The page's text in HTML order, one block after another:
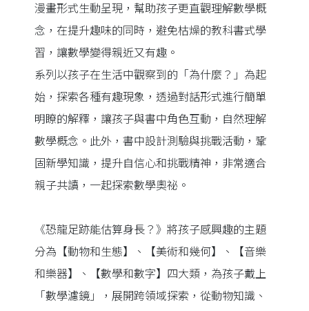
漫畫形式生動呈現，幫助孩子更直觀理解數學概
念，在提升趣味的同時，避免枯燥的教科書式學
習，讓數學變得親近又有趣。
系列以孩子在生活中觀察到的「為什麼？」為起
始，探索各種有趣現象，透過對話形式進行簡單
明瞭的解釋，讓孩子與書中角色互動，自然理解
數學概念。此外，書中設計測驗與挑戰活動，鞏
固新學知識，提升自信心和挑戰精神，非常適合
親子共讀，一起探索數學奧祕。
《恐龍足跡能估算身長？》將孩子感興趣的主題
分為【動物和生態】、【美術和幾何】、【音樂
和樂器】、【數學和數字】四大類，為孩子戴上
「數學濾鏡」，展開跨領域探索，從動物知識、